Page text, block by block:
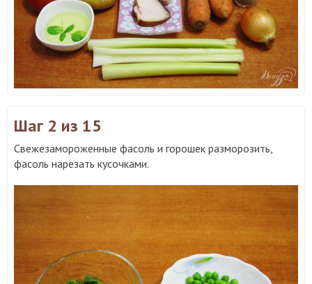
Шаг 2 из 15
Свежезамороженные фасоль и горошек разморозить,
фасоль нарезать кусочками.